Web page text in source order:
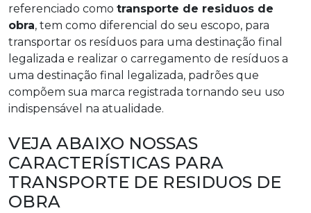
referenciado como transporte de residuos de
obra, tem como diferencial do seu escopo, para
transportar os resíduos para uma destinação final
legalizada e realizar o carregamento de resíduos a
uma destinação final legalizada, padrões que
compõem sua marca registrada tornando seu uso
indispensável na atualidade.
VEJA ABAIXO NOSSAS
CARACTERÍSTICAS PARA
TRANSPORTE DE RESIDUOS DE
OBRA